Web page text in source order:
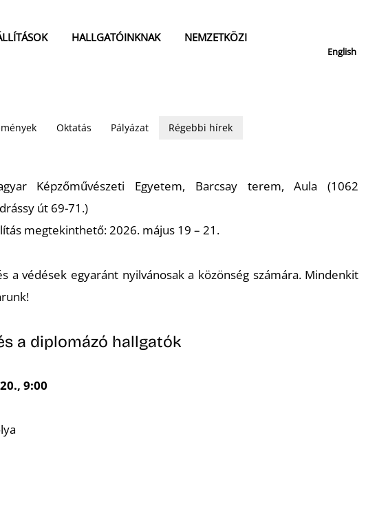
HALLGATÓINKNAK
NEMZETKÖZI
English
Oktatás Pályázat Régebbi hírek
Képzőművészeti Egyetem, Barcsay terem, Aula (1062
út 69-71.)
megtekinthető: 2026. május 19 – 21.
a védések egyaránt nyilvánosak a közönség számára. Mindenkit
a diplomázó hallgatók
9:00